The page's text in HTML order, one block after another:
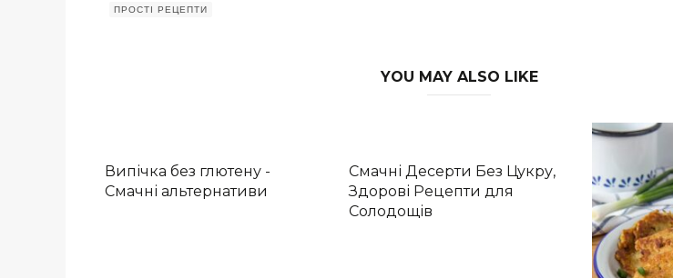
ПРОСТІ РЕЦЕПТИ
YOU MAY ALSO LIKE
Випічка без глютену -
Смачні альтернативи
Смачні Десерти Без Цукру,
Здорові Рецепти для
Солодощів